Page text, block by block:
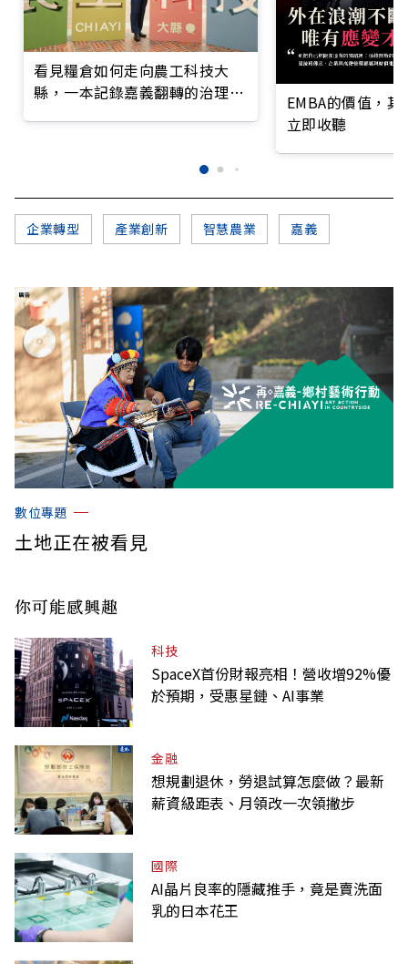
看見糧倉如何走向農工科技大
縣，一本記錄嘉義翻轉的治理實
EMBA的價值，
立即收聽
企業轉型 產業創新 智慧農業 嘉義
數位專題
土地正在被看見
你可能感興趣
科技
SpaceX首份財報亮相！營收增92%優
於預期，受惠星鏈、AI事業
金融
想規劃退休，勞退試算怎麼做？最新
薪資級距表、月領改一次領撇步
國際
AI晶片良率的隱藏推手，竟是賣洗面
乳的日本花王